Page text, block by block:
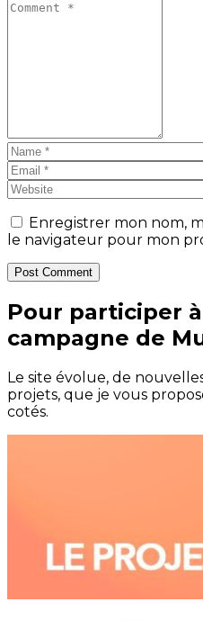
Enregistrer mon nom,
le navigateur pour mon
Post Comment
Pour participer
campagne de
Le site évolue, de
projets, que je vous
cotés.